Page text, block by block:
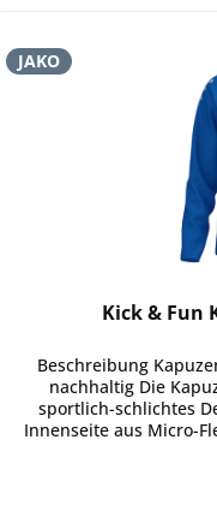
JAKO
Kick & Fun
Beschreibung
nachhaltig Die
sportlich-schlichtes
Innenseite aus Micro-